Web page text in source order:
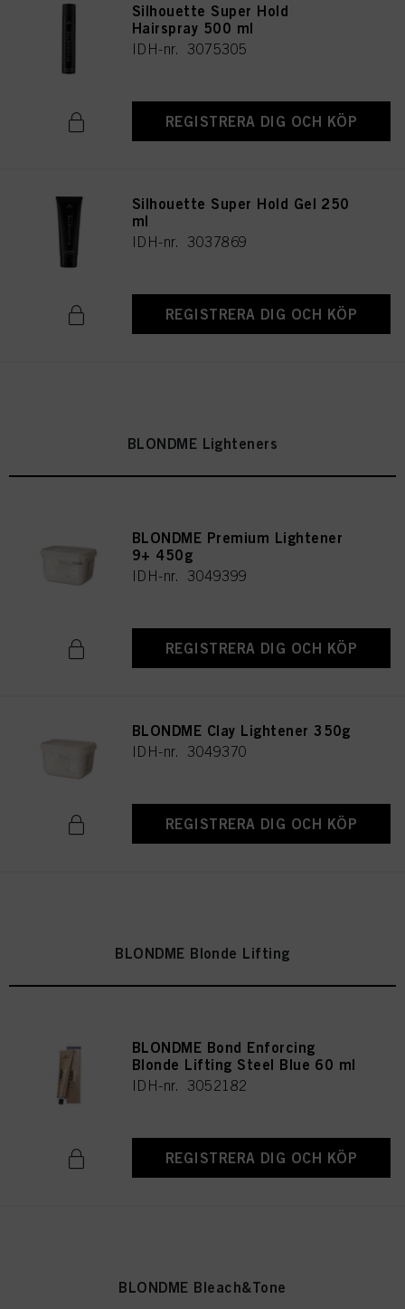
Silhouette Super Hold
Hairspray 500 ml
IDH-nr. 3075305
REGISTRERA DIG OCH KÖP
Silhouette Super Hold Gel 250
ml
IDH-nr. 3037869
REGISTRERA DIG OCH KÖP
BLONDME Lighteners
BLONDME Premium Lightener
9+ 450g
IDH-nr. 3049399
REGISTRERA DIG OCH KÖP
BLONDME Clay Lightener 350g
IDH-nr. 3049370
REGISTRERA DIG OCH KÖP
BLONDME Blonde Lifting
BLONDME Bond Enforcing
Blonde Lifting Steel Blue 60 ml
IDH-nr. 3052182
REGISTRERA DIG OCH KÖP
BLONDME Bleach&Tone